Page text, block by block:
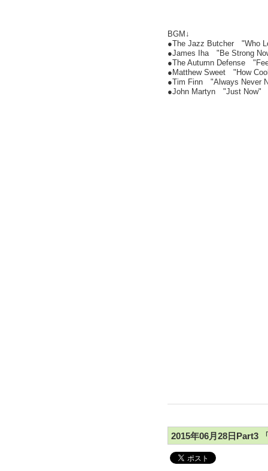
BGM↓
●The Jazz Butcher "Who
●James Iha "Be Strong
●The Autumn Defense
●Matthew Sweet "How
●Tim Finn "Always Never
●John Martyn "Just Now"
2015年06月28日Part3